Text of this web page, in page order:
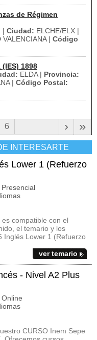
de Régimen
| Ciudad: ELCHE/ELX |
| Código
1898
ELDA | Provincia:
| Código Postal:
6 »
›
INTERESARTE
Lower 1 (Refuerzo
compatible con el
el temario y los
Inglés Lower 1 (Refuerzo
ver temario
- Nivel A2 Plus
CURSO Inem Sepe